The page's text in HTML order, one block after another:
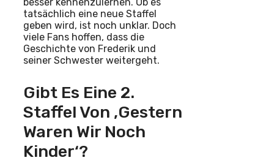
besser kennenzulernen. Ob es
tatsächlich eine neue Staffel
geben wird, ist noch unklar. Doch
viele Fans hoffen, dass die
Geschichte von Frederik und
seiner Schwester weitergeht.
Gibt Es Eine 2.
Staffel Von ‚Gestern
Waren Wir Noch
Kinder‘?